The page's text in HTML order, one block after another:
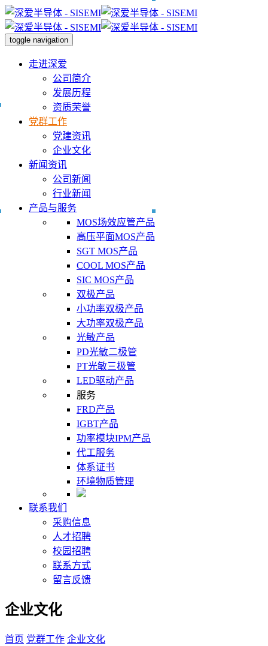
toggle navigation
走进深爱
公司简介
发展历程
资质荣誉
党群工作
党建资讯
企业文化
新闻资讯
公司新闻
行业新闻
产品与服务
MOS场效应管产品
高压平面MOS产品
SGT MOS产品
COOL MOS产品
SIC MOS产品
双极产品
小功率双极产品
大功率双极产品
光敏产品
PD光敏二极管
PT光敏三极管
LED驱动产品
服务
FRD产品
IGBT产品
功率模块IPM产品
代工服务
体系证书
环境物质管理
联系我们
采购信息
人才招聘
校园招聘
联系方式
留言反馈
企业文化
首页 党群工作 企业文化